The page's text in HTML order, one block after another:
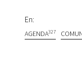
En:
AGENDA327